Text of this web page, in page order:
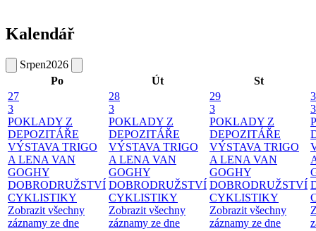
Kalendář
Srpen2026
Po
Út
St
27
3
POKLADY Z
DEPOZITÁŘE
VÝSTAVA TRIGO
A LENA VAN
GOGHY
DOBRODRUŽSTVÍ
CYKLISTIKY
Zobrazit všechny
záznamy ze dne
28
3
POKLADY Z
DEPOZITÁŘE
VÝSTAVA TRIGO
A LENA VAN
GOGHY
DOBRODRUŽSTVÍ
CYKLISTIKY
Zobrazit všechny
záznamy ze dne
29
3
POKLADY Z
DEPOZITÁŘE
VÝSTAVA TRIGO
A LENA VAN
GOGHY
DOBRODRUŽSTVÍ
CYKLISTIKY
Zobrazit všechny
záznamy ze dne
3